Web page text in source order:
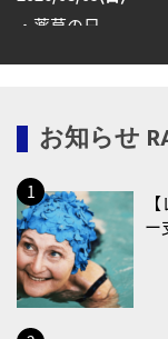
・薬草の日
2026/08/10(月)
・糖化の日
2026/08/12(水)
・育児の日
2026/08/13(木)
・一汁三菜の日
お知らせ
ー